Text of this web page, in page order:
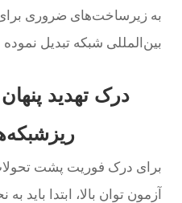
به زیرساخت‌های ضروری برای
بین‌المللی شبکه تبدیل
درک تهدید
برای درک فوریت پشت
آزمون توان بالا، ابتدا باید